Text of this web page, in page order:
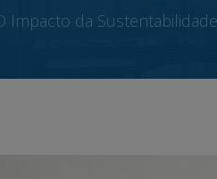
Impacto da